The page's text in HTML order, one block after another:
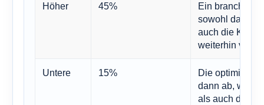
Höher 45%
Ein
sowohl das
auch die
weiterhin
Untere 15%
Die
dann ab, wenn
als auch die